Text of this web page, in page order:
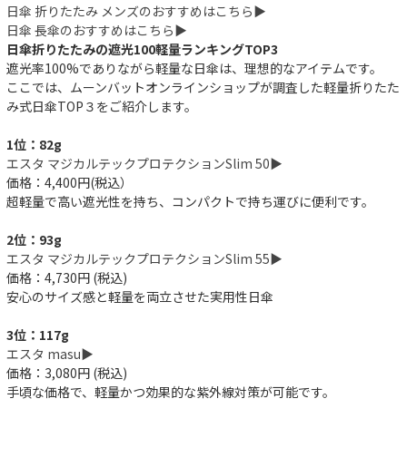
件
日傘 折りたたみ メンズのおすすめはこちら▶︎
日傘 長傘のおすすめはこちら▶︎
日傘折りたたみの遮光100軽量ランキングTOP3
遮光率100%でありながら軽量な日傘は、理想的なアイテムです。
ここでは、ムーンバットオンラインショップが調査した軽量折りたた
み式日傘TOP３をご紹介します。
1位：82g
エスタ マジカルテックプロテクションSlim 50▶︎
価格：4,400円(税込）
超軽量で高い遮光性を持ち、コンパクトで持ち運びに便利です。
2位：93g
エスタ マジカルテックプロテクションSlim 55▶︎
価格：4,730円 (税込)
安心のサイズ感と軽量を両立させた実用性日傘
3位：117g
エスタ masu▶︎
価格：3,080円 (税込)
手頃な価格で、軽量かつ効果的な紫外線対策が可能です。